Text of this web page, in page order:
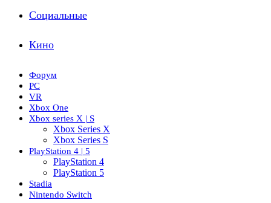
Социальные
Кино
Форум
PC
VR
Xbox One
Xbox series X | S
Xbox Series X
Xbox Series S
PlayStation 4 | 5
PlayStation 4
PlayStation 5
Stadia
Nintendo Switch